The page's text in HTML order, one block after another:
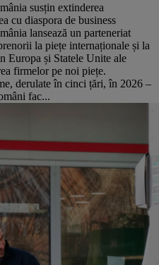
susțin extinderea
cu diaspora de business
lansează un parteneriat
la piețe internaționale și la
Europa și Statele Unite ale
firmelor pe noi piețe.
derulate în cinci țări, în 2026 –
fac...